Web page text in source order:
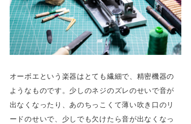
オーボエという楽器はとても繊細で、精密機器の
ようなものです。少しのネジのズレのせいで音が
出なくなったり、あのちっこくて薄い吹き口のリ
ードのせいで、少しでも欠けたら音が出なくなっ